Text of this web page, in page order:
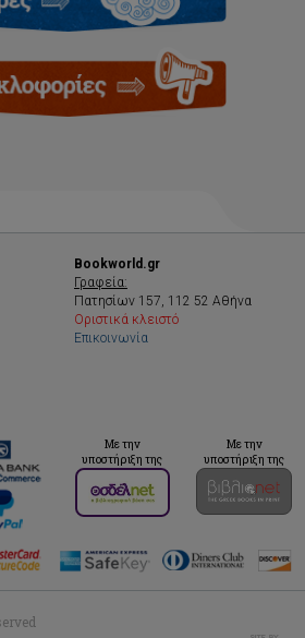
Bookworld.gr
Γραφεία:
Πατησίων 157, 112 52 Αθήνα
Οριστικά κλειστό
Επικοινωνία
Με την
υποστήριξη της
Με την
υποστήριξη της